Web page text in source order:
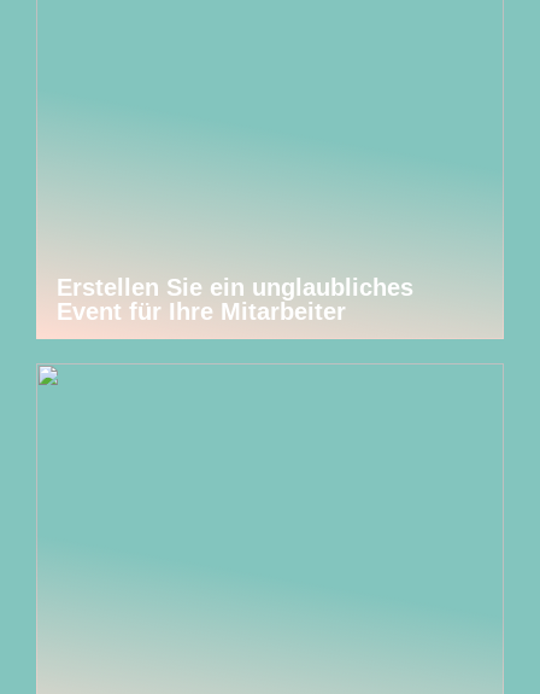
Erstellen Sie ein unglaubliches
Event für Ihre Mitarbeiter